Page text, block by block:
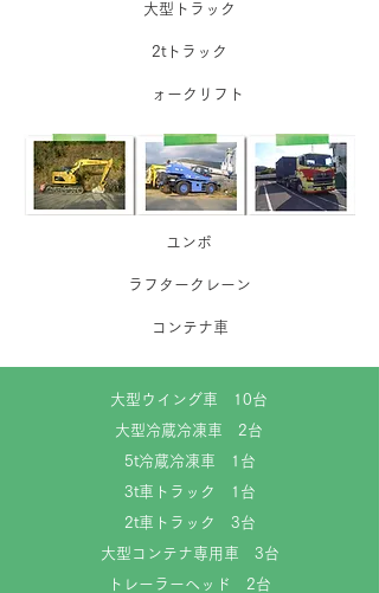
​大型トラック
2tトラック
フォークリフト
​ユンボ
​ラフタークレーン
コンテナ車
​大型ウイング車 10台
大型冷蔵冷凍車 2台
5t冷蔵冷凍車 1台
3t車トラック 1台
2t車トラック 3台
大型コンテナ専用車 3台
​トレーラーヘッド 2台